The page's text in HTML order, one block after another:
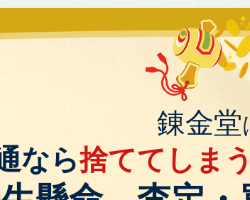
錬金堂
なら捨ててしま